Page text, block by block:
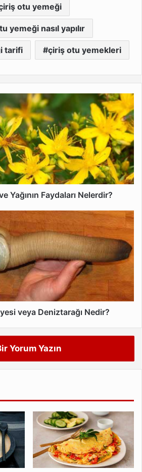
otu yemeği
yemeği nasıl yapılır
tarifi çiriş otu yemekleri
Yağının Faydaları Nelerdir?
veya Deniztarağı Nedir?
Yorum Yazın